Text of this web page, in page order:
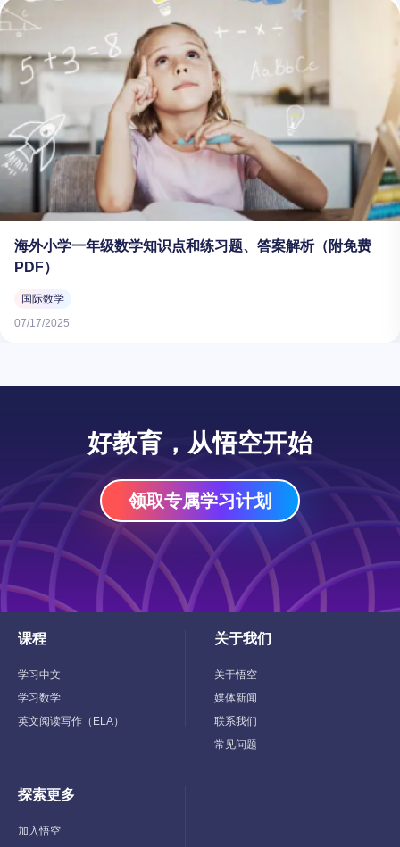
海外小学一年级数学知识点和练习题、答案解析（附免费
PDF）
国际数学
07/17/2025
好教育，从悟空开始
领取专属学习计划
课程
Toggle
Menu
学习中文
学习数学
英文阅读写作（ELA）
关于我们
Toggle
Menu
关于悟空
媒体新闻
联系我们
常见问题
探索更多
Toggle
Menu
加入悟空